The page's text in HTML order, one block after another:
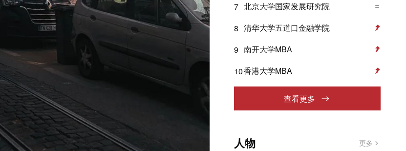
7 北京大学国家发展研究院
8 清华大学五道口金融学院
9 南开大学MBA
10香港大学MBA
查看更多
人物 更多